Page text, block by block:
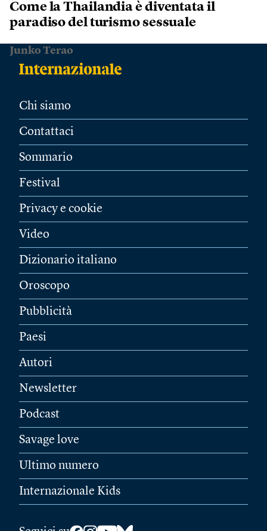
Come la Thailandia è diventata il
paradiso del turismo sessuale
Junko Terao
Chi siamo
Contattaci
Sommario
Festival
Privacy e cookie
Video
Dizionario italiano
Oroscopo
Pubblicità
Paesi
Autori
Newsletter
Podcast
Savage love
Ultimo numero
Internazionale Kids